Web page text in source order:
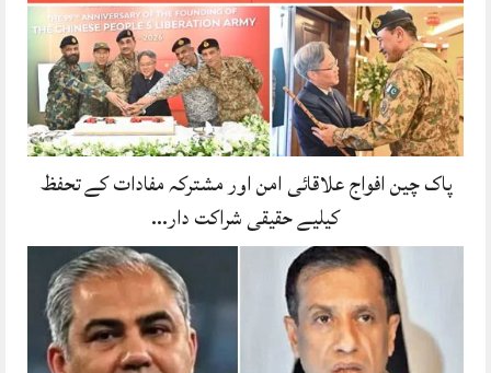
پاک چین افواج علاقائی امن اور مشترکہ مفادات کے تحفظ
کیلیے حقیقی شراکت دار…